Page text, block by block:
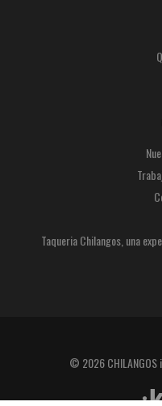
Taqueria Chilangos, una
© 2026 CHILANGOS